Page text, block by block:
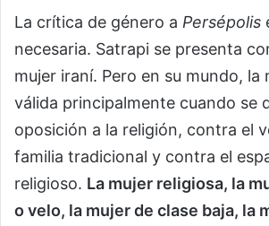
La crítica de género a Persépolis
necesaria. Satrapi se presenta
mujer iraní. Pero en su mundo, la
válida principalmente cuando se
oposición a la religión, contra el
familia tradicional y contra el
religioso. La mujer religiosa, la
o velo, la mujer de clase baja, la